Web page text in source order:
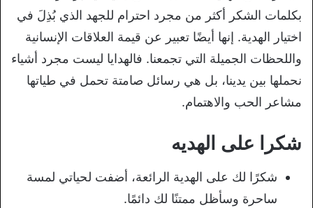
بكلمات الشكر أكثر من مجرد احترام للجهد الذي بُذِلَ في
اختيار الهدية. إنها أيضًا تعبير عن قيمة العلاقات الإنسانية
واللحظات الجميلة التي تجمعنا. فالهدايا ليست مجرد أشياء
نحملها بين يدينا، بل هي رسائل صامتة تحمل في طياتها
مشاعر الحب والاهتمام.
شكرا على الهديه
شكرًا لك على الهدية الرائعة، أضفت لحياتي لمسة
ساحرة وسأظل ممتنًا لك دائمًا.